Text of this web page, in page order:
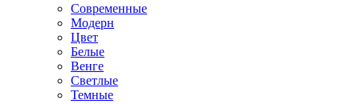
Современные
Модерн
Цвет
Белые
Венге
Светлые
Темные